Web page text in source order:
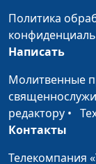
Симфония
Дисгармония
Политика
Написать
Молитвенные
редактору •
Контакты
Телекомпания